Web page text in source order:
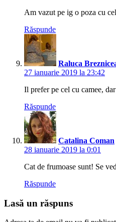
Am vazut pe ig o poza cu
Răspunde
Raluca
27 ianuarie 2019 la 23:42
Il prefer pe cel cu camee,
Răspunde
Catalina Coman
28 ianuarie 2019 la 0:01
Cat de frumoase sunt! Se
Răspunde
Lasă un răspuns